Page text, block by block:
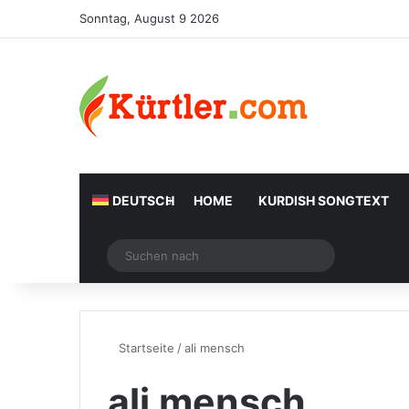
Sonntag, August 9 2026
DEUTSCH HOME KURDISH SONGTEXT
Zufälliger Artikel
nach
Startseite /ali mensch